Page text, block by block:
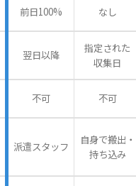
前日100% なし
翌日以降
指定された
収集日
不可 不可
派遣スタッフ
自身で搬出・
持ち込み